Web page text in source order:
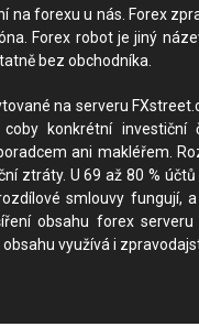
na forexu u nás. Forex
Forex robot je jiný
bez obchodníka.
na serveru
konkrétní investiční
ani makléřem.
ztráty. U 69 až 80 %
smlouvy fungují,
obsahu forex
obsahu využívá i